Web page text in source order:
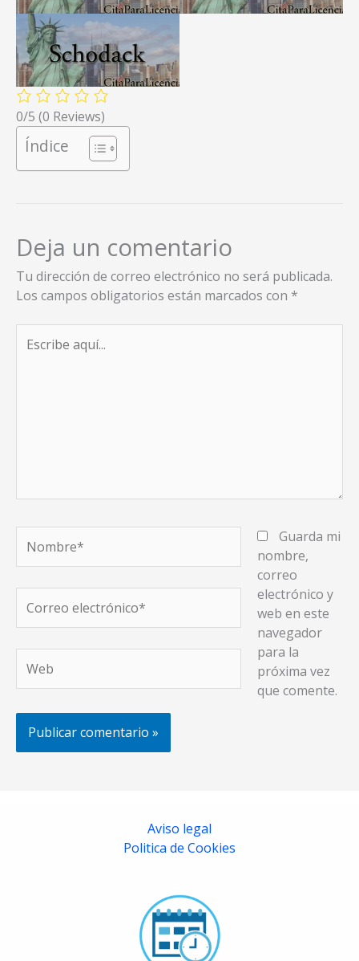
0/5 (0 Reviews)
Índice
Deja un comentario
Tu dirección de correo electrónico no será publicada.
Los campos obligatorios están marcados con *
aquí...
electrónico*
Guarda mi
nombre,
correo
electrónico y
web en este
navegador
para la
próxima vez
que comente.
Aviso legal
Politica de Cookies